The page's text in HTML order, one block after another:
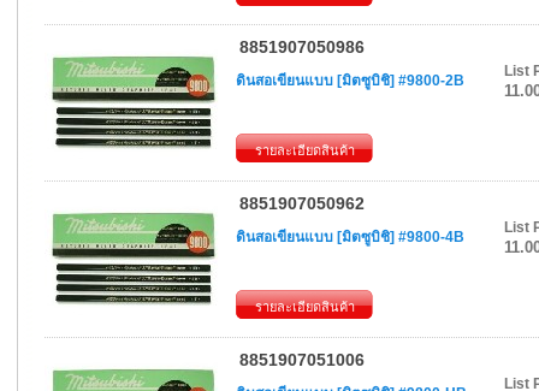
8851907050986
ดินสอเขียนแบบ [มิตซูบิชิ] #9800-2B
รายละเอียดสินค้า
List
8851907050962
ดินสอเขียนแบบ [มิตซูบิชิ] #9800-4B
รายละเอียดสินค้า
List
8851907051006
List